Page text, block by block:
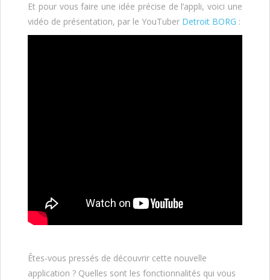
Et pour vous faire une idée précise de l’appli, voici une
vidéo de présentation, par le YouTuber Detroit BORG :
Êtes-vous pressés de découvrir cette nouvelle
application ? Quelles sont les fonctionnalités qui vous